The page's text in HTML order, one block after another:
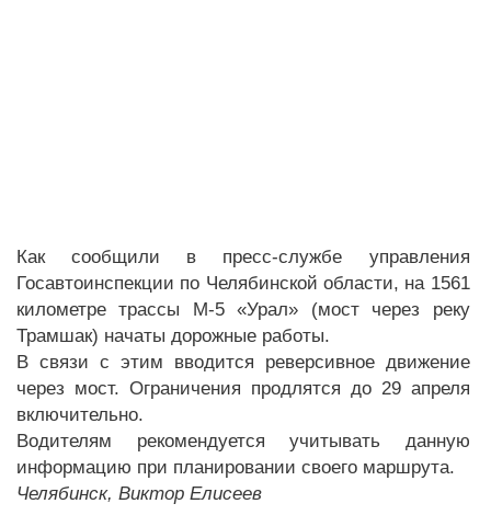
Как сообщили в пресс-службе управления
Госавтоинспекции по Челябинской области, на 1561
километре трассы М-5 «Урал» (мост через реку
Трамшак) начаты дорожные работы.
В связи с этим вводится реверсивное движение
через мост. Ограничения продлятся до 29 апреля
включительно.
Водителям рекомендуется учитывать данную
информацию при планировании своего маршрута.
Челябинск, Виктор Елисеев